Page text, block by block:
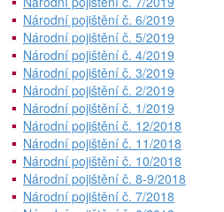
Národní pojištění č. 6/2019
Národní pojištění č. 5/2019
Národní pojištění č. 4/2019
Národní pojištění č. 3/2019
Národní pojištění č. 2/2019
Národní pojištění č. 1/2019
Národní pojištění č. 12/2018
Národní pojištění č. 11/2018
Národní pojištění č. 10/2018
Národní pojištění č. 8-9/2018
Národní pojištění č. 7/2018